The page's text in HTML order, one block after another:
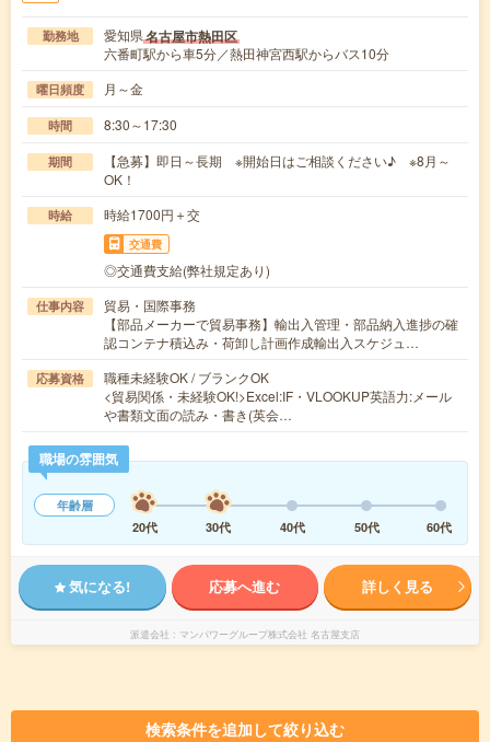
勤務地 愛知県名古屋市熱田区
六番町駅から車5分／熱田神宮西駅からバス10分
曜日頻度 月～金
時間 8:30～17:30
期間
【急募】即日～長期 ※開始日はご相談ください♪ ※8月～
OK！
時給 時給1700円＋交
交通費
◎交通費支給(弊社規定あり)
仕事内容
貿易・国際事務
【部品メーカーで貿易事務】輸出入管理・部品納入進捗の確
認コンテナ積込み・荷卸し計画作成輸出入スケジュ…
応募資格
職種未経験OK / ブランクOK
<貿易関係・未経験OK!>Excel:IF・VLOOKUP英語力:メール
や書類文面の読み・書き(英会…
職場の雰囲気
年齢層
20代
30代 40代 50代 60代
気になる! 応募へ進む 詳しく見る
派遣会社 マンパワーグループ株式会社 名古屋支店
検索条件を追加して絞り込む